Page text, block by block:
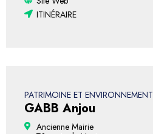
ITINÉRAIRE
PATRIMOINE ET ENVIRONNEMENT
GABB Anjou
Ancienne Mairie